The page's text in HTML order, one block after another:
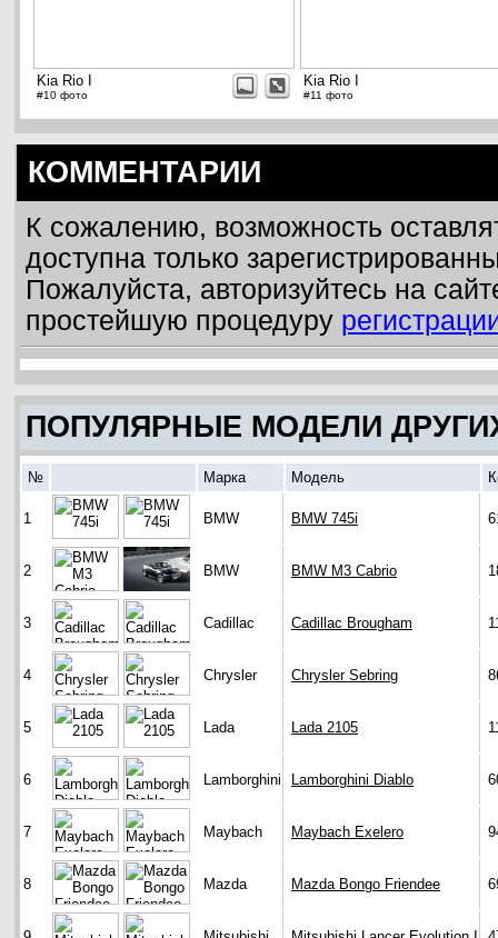
Kia Rio I
#10 фото
Kia Rio I
#11 фото
КОММЕНТАРИИ
К сожалению, возможность
доступна только
Пожалуйста, авторизуйтесь на
простейшую процедуру
ПОПУЛЯРНЫЕ МОДЕЛИ
№ Марка Модель
1 BMW BMW 745i
2 BMW BMW M3 Cabrio
3 Cadillac Cadillac Brougham
4 Chrysler Chrysler Sebring
5 Lada Lada 2105
6 Lamborghini Lamborghini Diablo
7 Maybach Maybach Exelero
8 Mazda Mazda Bongo Friendee